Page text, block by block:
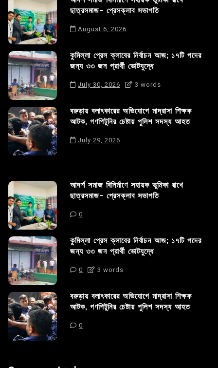
ছাত্রসমাজ- প্রেসক্লাব সভাপতি
August 6, 2026
কুমিল্লা প্রেস ক্লাবের নির্বাচন আজ; ১৭টি পদের
জন্য ৩৩ জন প্রার্থী ভোটযুদ্ধে
July 30, 2026 3 words
বরুড়ায় বলাৎকারের অভিযোগে মাদ্রাসা শিক্ষক
আটক, গণপিটুনির চেষ্টায় পুলিশ সদস্য আহত
July 29, 2026
আদর্শ সমাজ বিনির্মাণে সহায়ক ভুমিকা রাখে
ছাত্রসমাজ- প্রেসক্লাব সভাপতি
0
কুমিল্লা প্রেস ক্লাবের নির্বাচন আজ; ১৭টি পদের
জন্য ৩৩ জন প্রার্থী ভোটযুদ্ধে
0 3 words
বরুড়ায় বলাৎকারের অভিযোগে মাদ্রাসা শিক্ষক
আটক, গণপিটুনির চেষ্টায় পুলিশ সদস্য আহত
0